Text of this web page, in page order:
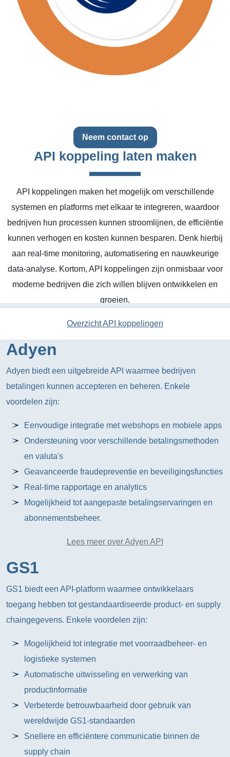
Neem contact op
API koppeling laten maken
API koppelingen maken het mogelijk om verschillende
systemen en platforms met elkaar te integreren, waardoor
bedrijven hun processen kunnen stroomlijnen, de efficiëntie
kunnen verhogen en kosten kunnen besparen. Denk hierbij
aan real-time monitoring, automatisering en nauwkeurige
data-analyse. Kortom, API koppelingen zijn onmisbaar voor
moderne bedrijven die zich willen blijven ontwikkelen en
groeien.
Overzicht API koppelingen
Adyen
Adyen biedt een uitgebreide API waarmee bedrijven
betalingen kunnen accepteren en beheren. Enkele
voordelen zijn:
Eenvoudige integratie met webshops en mobiele apps
Ondersteuning voor verschillende betalingsmethoden
en valuta's
Geavanceerde fraudepreventie en beveiligingsfuncties
Real-time rapportage en analytics
Mogelijkheid tot aangepaste betalingservaringen en
abonnementsbeheer.
Lees meer over Adyen API
GS1
GS1 biedt een API-platform waarmee ontwikkelaars
toegang hebben tot gestandaardiseerde product- en supply
chaingegevens. Enkele voordelen zijn:
Mogelijkheid tot integratie met voorraadbeheer- en
logistieke systemen
Automatische uitwisseling en verwerking van
productinformatie
Verbeterde betrouwbaarheid door gebruik van
wereldwijde GS1-standaarden
Snellere en efficiëntere communicatie binnen de
supply chain